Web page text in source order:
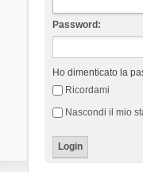
Password:
Ho dimenticato la
Ricordami
Nascondi il mio